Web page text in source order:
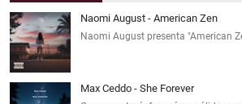
Naomi August - American Zen
Naomi August presenta "American
Max Ceddo - She Forever